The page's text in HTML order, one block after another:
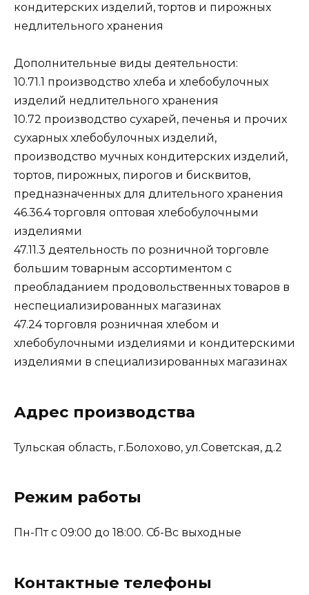
кондитерских изделий, тортов и пирожных
недлительного хранения
Дополнительные виды деятельности:
10.71.1 производство хлеба и хлебобулочных
изделий недлительного хранения
10.72 производство сухарей, печенья и прочих
сухарных хлебобулочных изделий,
производство мучных кондитерских изделий,
тортов, пирожных, пирогов и бисквитов,
предназначенных для длительного хранения
46.36.4 торговля оптовая хлебобулочными
изделиями
47.11.3 деятельность по розничной торговле
большим товарным ассортиментом с
преобладанием продовольственных товаров в
неспециализированных магазинах
47.24 торговля розничная хлебом и
хлебобулочными изделиями и кондитерскими
изделиями в специализированных магазинах
Адрес производства
Тульская область, г.Болохово, ул.Советская, д.2
Режим работы
Пн-Пт с 09:00 до 18:00. Сб-Вс выходные
Контактные телефоны